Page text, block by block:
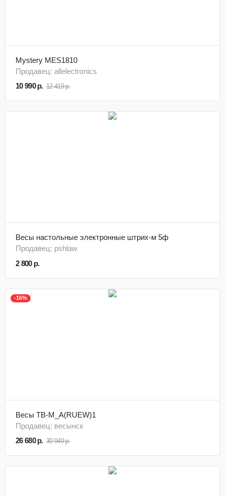
Mystery MES1810
Продавец: allelectronics
10 990 р. 12 419 р.
Весы настольные электронные штрих-м 5ф
Продавец: pshlaw
2 800 р.
-16%
Весы TB-M_А(RUEW)1
Продавец: весынск
26 680 р. 30 949 р.